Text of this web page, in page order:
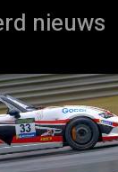
nieuws